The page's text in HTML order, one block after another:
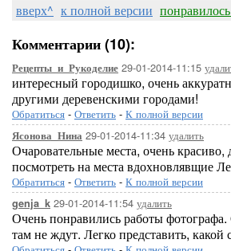
вверх^ к полной версии
Комментарии (10):
Рецепты_и_Рукоделие 29-01-2014-11:15
интересный городишко, очень
другими деревенскими городами!
Обратиться - Ответить - К полной версии
Ясонова_Нина 29-01-2014-11:34 удалить
Очаровательные места, очень красиво,
посмотреть на места вдохновлявщие
Обратиться - Ответить - К полной версии
genja_k 29-01-2014-11:54 удалить
Очень понравились работы
там не ждут. Легко представить, какой